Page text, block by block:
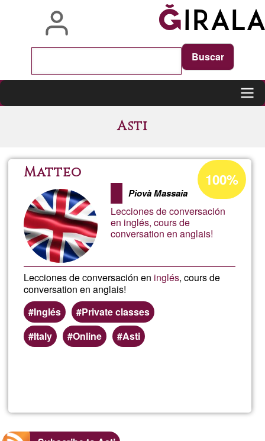
Asti
Matteo
Piovà Massaia
Lecciones de conversación
en inglés, cours de
conversation en anglais!
Lecciones de conversación en inglés, cours de
conversation en anglais!
Inglés
Private classes
Italy
Online Asti
Acceptance
percentage
Ğ1
100%